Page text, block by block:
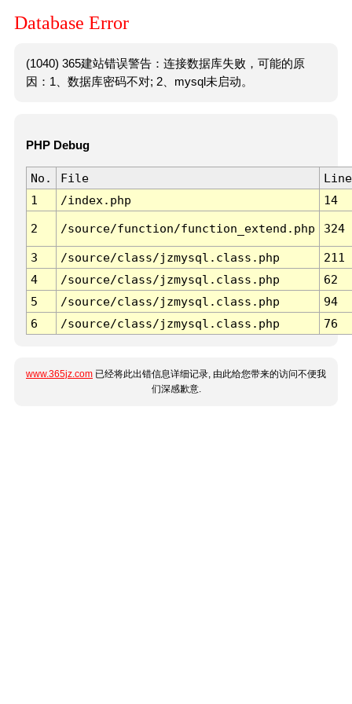
Database Error
(1040) 365建站错误警告：连接数据库失败，可能的原
因：1、数据库密码不对; 2、mysql未启动。
PHP Debug
No. File
Line
1
/index.php 14
2 /source/function/function_extend.php 324
3 /source/class/jzmysql.class.php
211
4
/source/class/jzmysql.class.php
62
5
/source/class/jzmysql.class.php
94
6
/source/class/jzmysql.class.php 76
www.365jz.com 已经将此出错信息详细记录, 由此给您带来的访问不便我
们深感歉意.